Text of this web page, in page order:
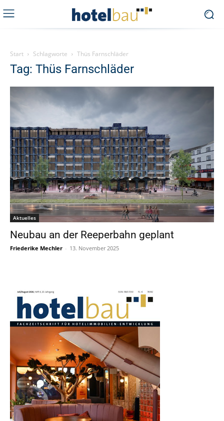
Start Schlagworte Thüs Farnschläder
Tag: Thüs Farnschläder
Aktuelles
Neubau an der Reeperbahn geplant
Friederike Mechler - 13. November 2025